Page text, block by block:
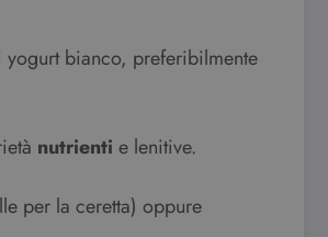
bianco, preferibilmente
nutrienti e lenitive.
per la ceretta) oppure